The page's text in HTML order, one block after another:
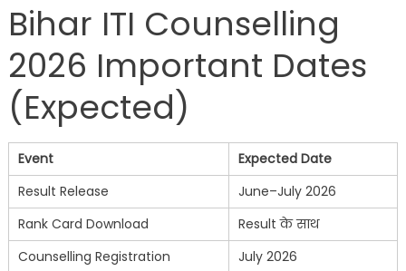
Bihar ITI Counselling
2026 Important Dates
(Expected)
Event
Expected Date
Result Release
June–July 2026
Rank Card Download
Result के साथ
Counselling Registration
July 2026